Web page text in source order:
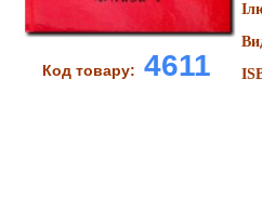
Код товару: 4611